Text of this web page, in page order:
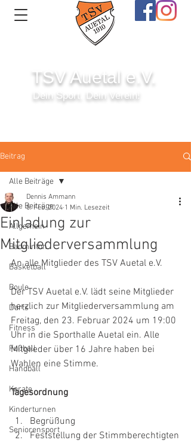
TSV Auetal e.V.
Dein Sport. Dein Verein!
Beitrag
Alle Beiträge
Allgemein
Badminton
Basketball
Boule
Darts
Fitness
Fußball
Handball
Karate
Kinderturnen
Seniorensport
Alle Beiträge
Einladung zur
Mitgliederversammlung
Dennis Ammann
5. Feb. 2024 1 Min. Lesezeit
An alle Mitglieder des TSV Auetal e.V.
Der TSV Auetal e.V. lädt seine Mitglieder
herzlich zur Mitgliederversammlung am
Freitag, den 23. Februar 2024 um 19:00
Uhr in die Sporthalle Auetal ein. Alle
Mitglieder über 16 Jahre haben bei
Wahlen eine Stimme.
Tagesordnung
Begrüßung
Feststellung der Stimmberechtigten